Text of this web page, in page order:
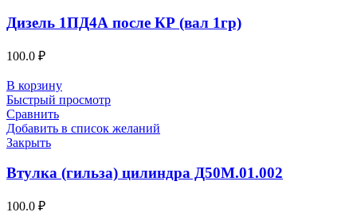
Дизель 1ПД4А после КР (вал 1гр)
100.0 ₽
В корзину
Быстрый просмотр
Сравнить
Добавить в список желаний
Закрыть
Втулка (гильза) цилиндра Д50М.01.002
100.0 ₽